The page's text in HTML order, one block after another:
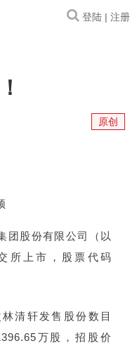
登陆 | 注册
原创
团股份有限公司（以
所上市，股票代码
清轩发售股份数目
万股，招股价